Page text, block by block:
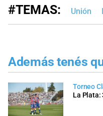
#TEMAS: Unión
Además tenés
Torneo
La Plata: